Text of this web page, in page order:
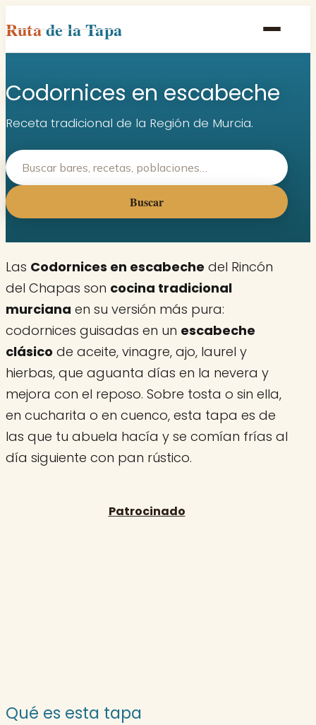
Rutade la Tapa
Inicio
Poblaciones
Rutas
Contacto
Codornices en escabeche
Receta tradicional de la Región de Murcia.
Buscar
Las Codornices en escabeche del Rincón
del Chapas son cocina tradicional
murciana en su versión más pura:
codornices guisadas en un escabeche
clásico de aceite, vinagre, ajo, laurel y
hierbas, que aguanta días en la nevera y
mejora con el reposo. Sobre tosta o sin ella,
en cucharita o en cuenco, esta tapa es de
las que tu abuela hacía y se comían frías al
día siguiente con pan rústico.
Qué es esta tapa